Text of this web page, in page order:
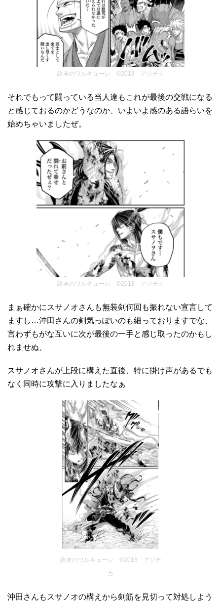
終末のワルキューレ ©2018 アジチカ
それでもって闘っている当人達もこれが最後の交戦になる
と感じておるのかどうなのか、いよいよ感のある語らいを
始めちゃいましたぜ。
終末のワルキューレ ©2018 アジチカ
まぁ確かにスサノオさんも無装剣何回も振れない宣言して
ますし…沖田さんの剣気っぽいのも細っておりますでな、
言わずもがな互いに次が最後の一手と感じ取ったのかもし
れませぬ。
スサノオさんが上段に構えた直後、特に掛け声があるでも
なく同時に攻撃に入りましたなぁ
終末のワルキューレ ©2018 アジチ
カ
沖田さんもスサノオの構えから剣筋を見切って対処しよう